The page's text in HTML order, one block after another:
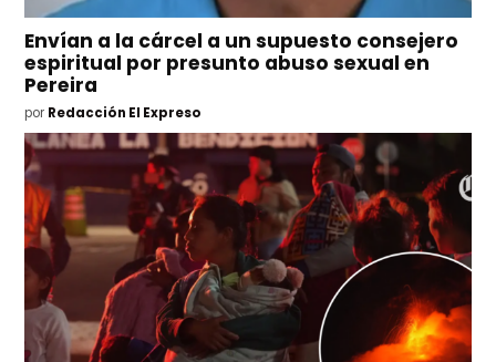
Envían a la cárcel a un supuesto consejero
espiritual por presunto abuso sexual en
Pereira
por Redacción El Expreso